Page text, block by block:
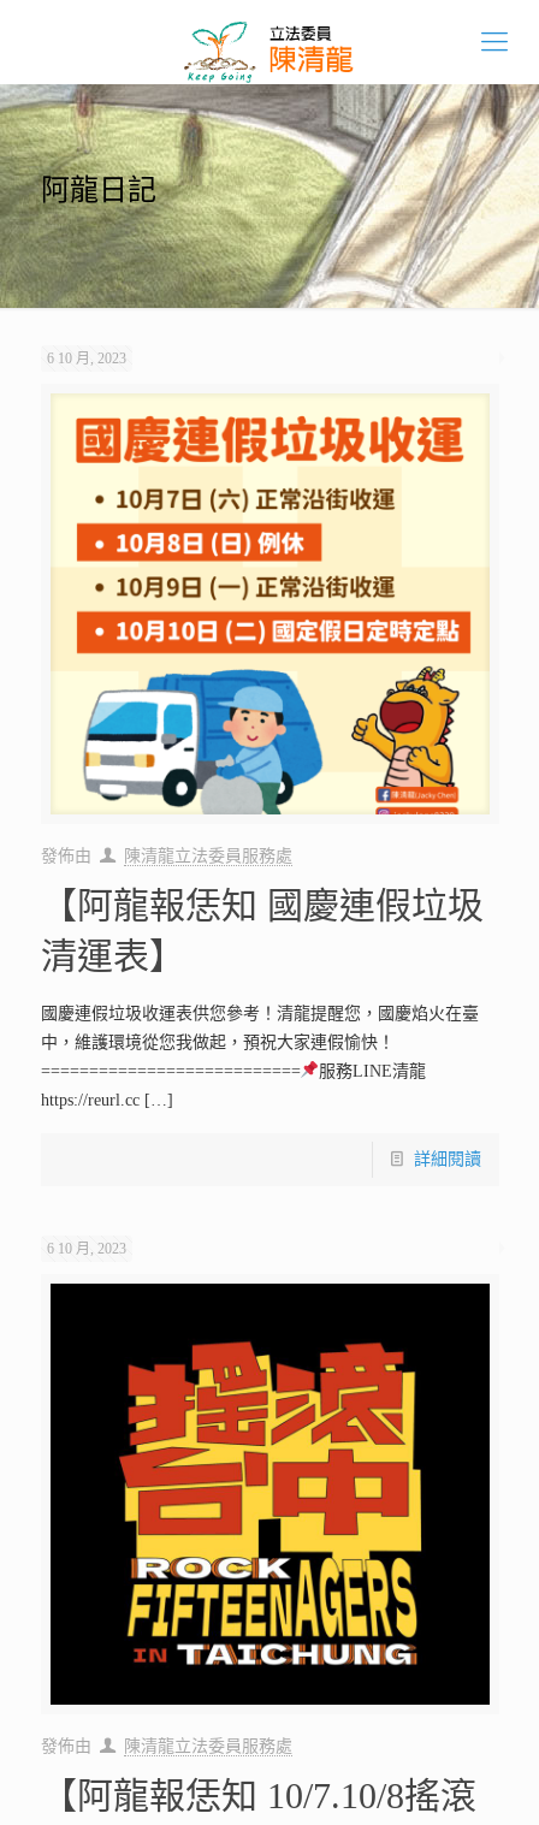
阿龍日記
6 10 月, 2023
發佈由 陳清龍立法委員服務處
【阿龍報恁知 國慶連假垃圾
清運表】
國慶連假垃圾收運表供您參考！清龍提醒您，國慶焰火在臺
中，維護環境從您我做起，預祝大家連假愉快！
===========================
服務LINE清龍
https://reurl.cc[…]
詳細閱讀
6 10 月, 2023
發佈由 陳清龍立法委員服務處
【阿龍報恁知 10/7.10/8搖滾